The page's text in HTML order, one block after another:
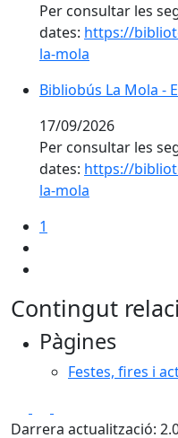
Per consultar les
dates: https://
la-mola
Bibliobús La Mola -
Bibliobús La Mola -
17/09/2026
Per consultar les
dates: https://
la-mola
1
Contingut
Pàgines
Festes, fires i
Darrera actualització: